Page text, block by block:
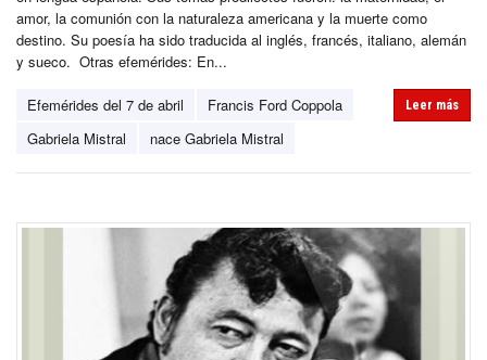
amor, la comunión con la naturaleza americana y la muerte como
destino. Su poesía ha sido traducida al inglés, francés, italiano, alemán
y sueco. Otras efemérides: En...
Efemérides del 7 de abril
Francis Ford Coppola
Gabriela Mistral
nace Gabriela Mistral
Leer más